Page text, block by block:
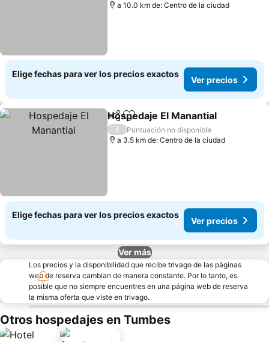
a 10.0 km de: Centro de la ciudad
Elige fechas para ver los precios exactos
Ver precios
CompartirAgregar a favoritos
Hospedaje El Manantial
/
Puntuación no disponible
a 3.5 km de: Centro de la ciudad
Elige fechas para ver los precios exactos
Ver precios
Ver más
Los precios y la disponibilidad que recibe trivago de las páginas
web de reserva cambian de manera constante. Por lo tanto, es
posible que no siempre encuentres en una página web de reserva
la misma oferta que viste en trivago.
Otros hospedajes en Tumbes